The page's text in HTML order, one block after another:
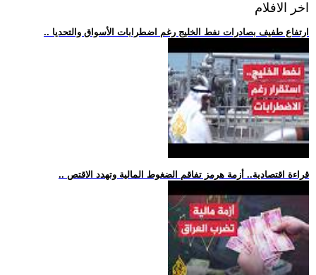
اخر الافلام
.. ارتفاع طفيف بصادرات نفط الخليج رغم اضطرابات الأسواق والتحديا
.. قراءة اقتصادية.. أزمة هرمز تفاقم الضغوط المالية وتهدد الاقتص